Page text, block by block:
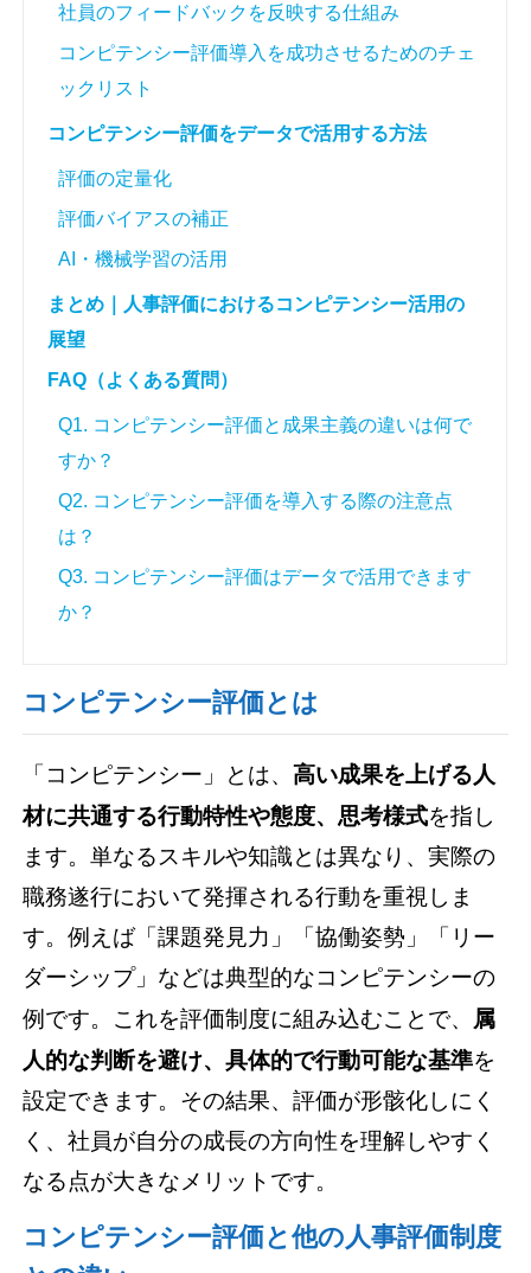
社員のフィードバックを反映する仕組み
コンピテンシー評価導入を成功させるためのチェ
ックリスト
コンピテンシー評価をデータで活用する方法
評価の定量化
評価バイアスの補正
AI・機械学習の活用
まとめ｜人事評価におけるコンピテンシー活用の
展望
FAQ（よくある質問）
Q1. コンピテンシー評価と成果主義の違いは何で
すか？
Q2. コンピテンシー評価を導入する際の注意点
は？
Q3. コンピテンシー評価はデータで活用できます
か？
コンピテンシー評価とは
「コンピテンシー」とは、高い成果を上げる人
材に共通する行動特性や態度、思考様式を指し
ます。単なるスキルや知識とは異なり、実際の
職務遂行において発揮される行動を重視しま
す。例えば「課題発見力」「協働姿勢」「リー
ダーシップ」などは典型的なコンピテンシーの
例です。これを評価制度に組み込むことで、 属
人的な判断を避け、具体的で行動可能な基準を
設定できます。その結果、評価が形骸化しにく
く、社員が自分の成長の方向性を理解しやすく
なる点が大きなメリットです。
コンピテンシー評価と他の人事評価制度